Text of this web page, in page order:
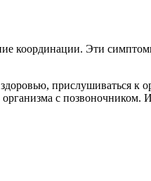
Эти
прислушиваться
с